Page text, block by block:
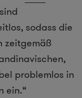
sodass die
zeitgemäß
problemlos in
ein.“